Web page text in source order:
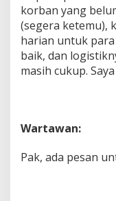
korban yang
(segera ketemu),
harian untuk
baik, dan
masih cukup.
Wartawan:
Pak, ada pesan